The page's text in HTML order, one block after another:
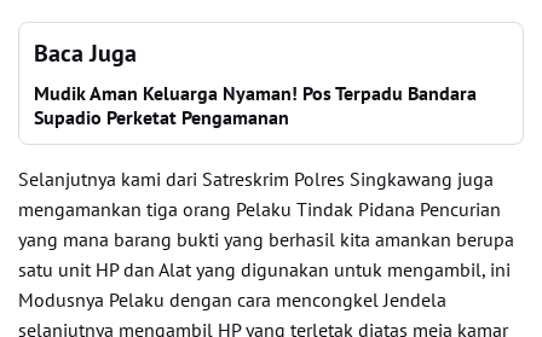
Baca Juga
Mudik Aman Keluarga Nyaman! Pos Terpadu Bandara
Supadio Perketat Pengamanan
Selanjutnya kami dari Satreskrim Polres Singkawang juga
mengamankan tiga orang Pelaku Tindak Pidana Pencurian
yang mana barang bukti yang berhasil kita amankan berupa
satu unit HP dan Alat yang digunakan untuk mengambil, ini
Modusnya Pelaku dengan cara mencongkel Jendela
selanjutnya mengambil HP yang terletak diatas meja kamar